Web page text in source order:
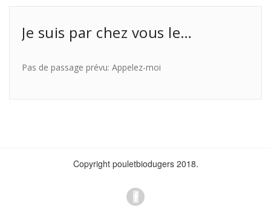
Je suis par chez vous le…
Pas de passage prévu: Appelez-moi
Copyright pouletbiodugers 2018.